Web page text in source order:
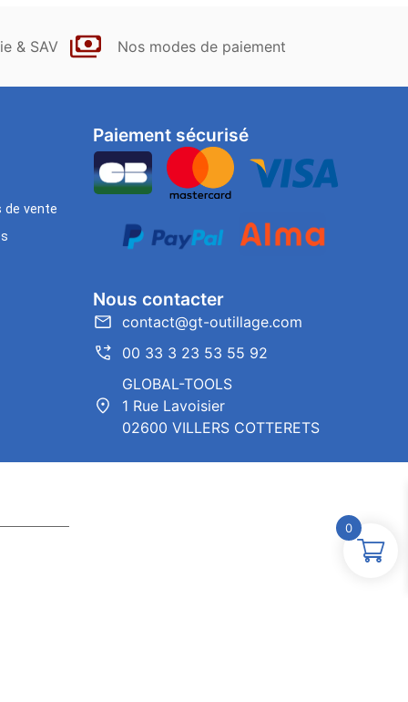
& SAV Nos modes de paiement
de vente
Paiement sécurisé
Nous contacter
contact@gt-outillage.com
00 33 3 23 53 55 92
GLOBAL-TOOLS
1 Rue Lavoisier
02600 VILLERS COTTERETS
0